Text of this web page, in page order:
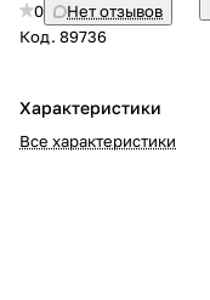
0
Нет отзывов
Код. 89736
Характеристики
Все характеристики
Добавляйте
Оплачивайте
%